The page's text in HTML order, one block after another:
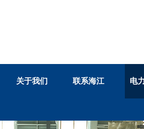
客服咨询电话：
关于我们 联系海江 电